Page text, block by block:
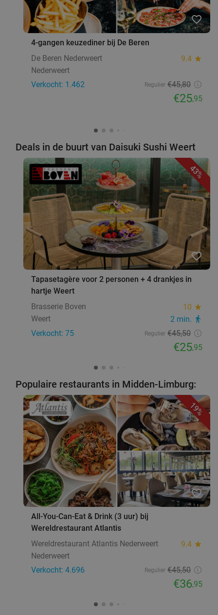
favorite_border
4-gangen keuzediner bij De Beren
De Beren Nederweert
9.4 star
Nederweert
Verkocht: 1.462
Regulier €45,80
€25,95
Deals in de buurt van Daisuki Sushi Weert
43%
favorite_border
Tapasetagère voor 2 personen + 4 drankjes in
hartje Weert
Brasserie Boven
10 star
Weert 2 min. directions_walk
Verkocht: 75 Regulier €45,50
€25,95
Populaire restaurants in Midden-Limburg:
19%
favorite_border
All-You-Can-Eat & Drink (3 uur) bij
Wereldrestaurant Atlantis
Wereldrestaurant Atlantis Nederweert
9.4 star
Nederweert
Verkocht: 4.696
Regulier €45,50
€36,95